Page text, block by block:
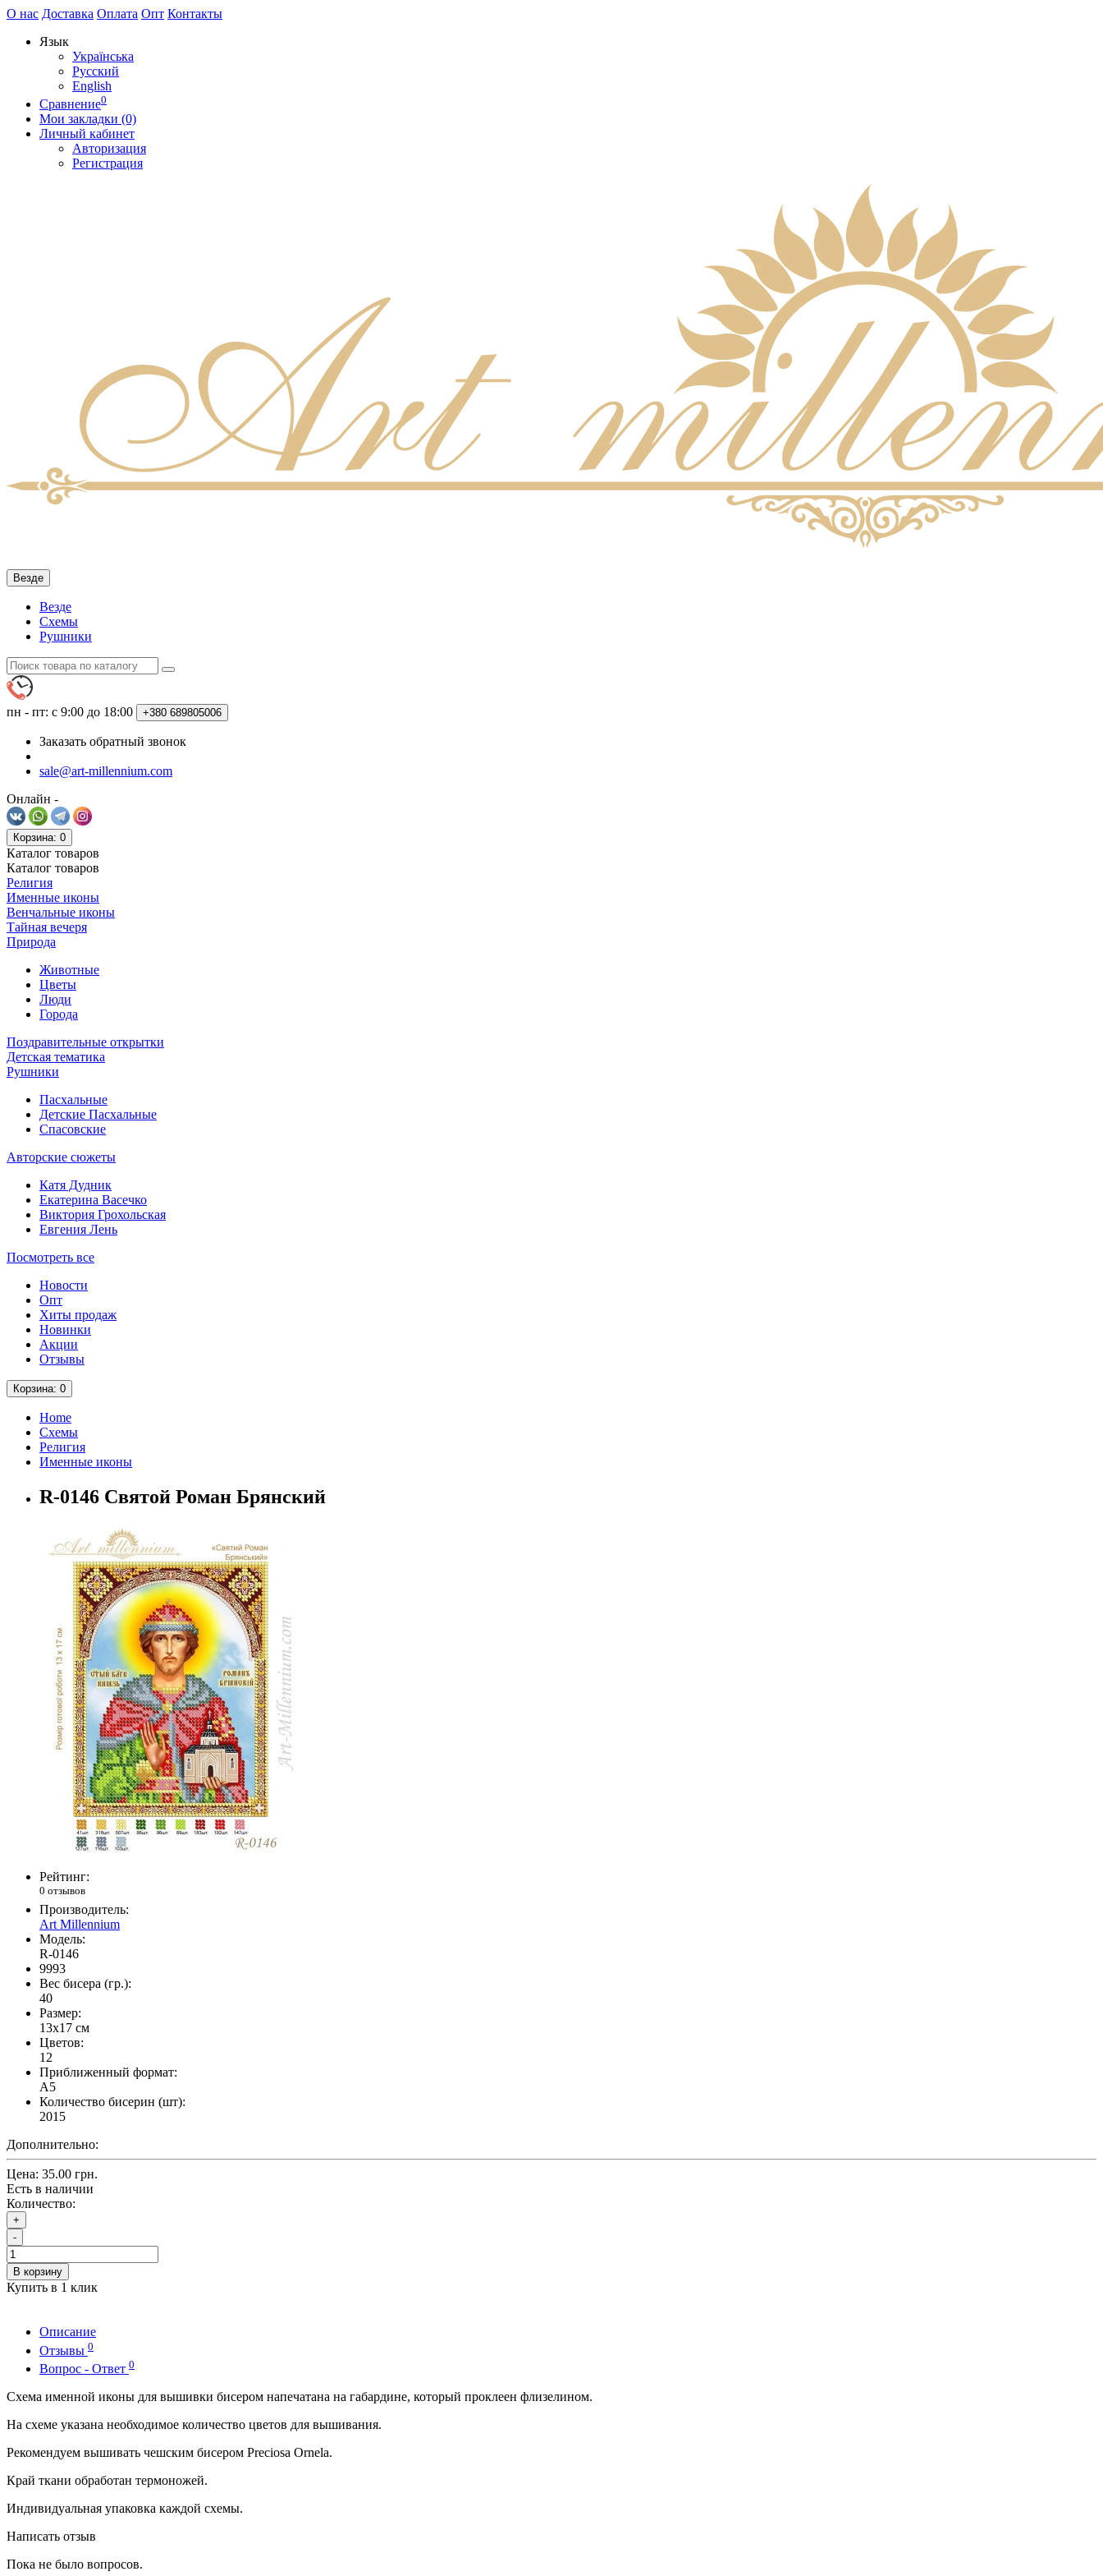
О нас Доставка Оплата Опт Контакты
Язык
Українська
Русский
English
Сравнение0
Мои закладки (0)
Личный кабинет
Авторизация
Регистрация
Везде
Везде
Схемы
Рушники
пн - пт: с 9:00 до 18:00 +380 689805006
Заказать обратный звонок
sale@art-millennium.com
Онлайн -
Корзина: 0
Каталог товаров
Каталог товаров
Религия
Именные иконы
Венчальные иконы
Тайная вечеря
Природа
Животные
Цветы
Люди
Города
Поздравительные открытки
Детская тематика
Рушники
Пасхальные
Детские Пасхальные
Спасовские
Авторские сюжеты
Катя Дудник
Екатерина Васечко
Виктория Грохольская
Евгения Лень
Посмотреть все
Новости
Опт
Хиты продаж
Новинки
Акции
Отзывы
Корзина: 0
Home
Схемы
Религия
Именные иконы
R-0146 Святой Роман Брянский
Рейтинг:
0 отзывов
Производитель:
Art Millennium
Модель:
R-0146
9993
Вес бисера (гр.):
40
Размер:
13x17 см
Цветов:
12
Приближенный формат:
A5
Количество бисерин (шт):
2015
Дополнительно:
Цена: 35.00 грн.
Есть в наличии
Количество:
+
-
В корзину
Купить в 1 клик
Описание
Отзывы 0
Вопрос - Ответ 0
Схема именной иконы для вышивки бисером напечатана на габардине, который проклеен флизелином.
На схеме указана необходимое количество цветов для вышивания.
Рекомендуем вышивать чешским бисером Preciosa Ornela.
Край ткани обработан термоножей.
Индивидуальная упаковка каждой схемы.
Написать отзыв
Пока не было вопросов.